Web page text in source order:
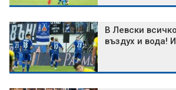
В Левски
въздух и вода!